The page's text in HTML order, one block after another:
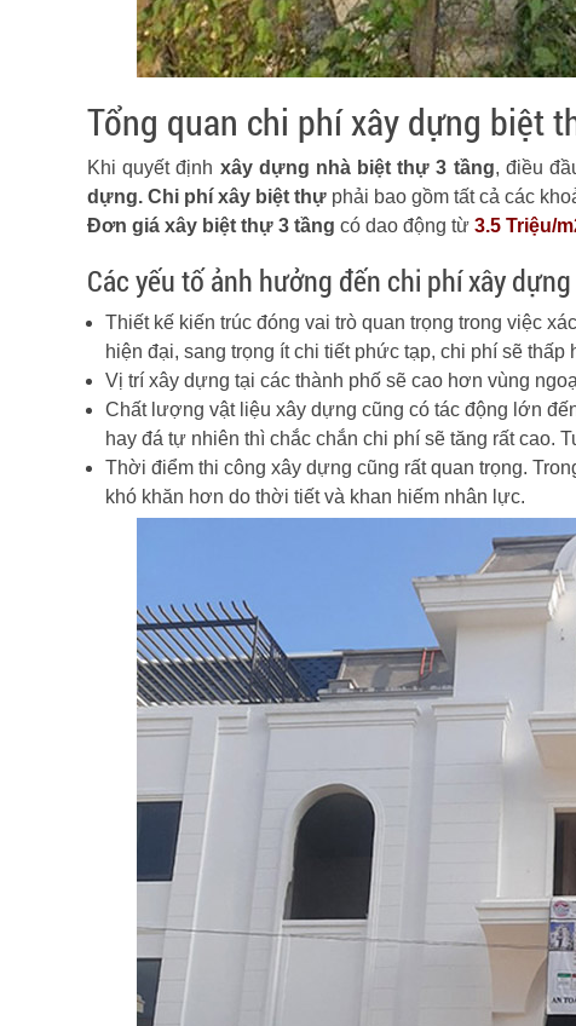
Tổng quan chi phí xây dựng biệt
Khi quyết định xây dựng nhà biệt thự 3 tầng, điều
dựng. Chi phí xây biệt thự phải bao gồm tất cả các
Đơn giá xây biệt thự 3 tầng có dao động từ 3.5 Triệu/
Các yếu tố ảnh hưởng đến chi phí xây
Thiết kế kiến trúc đóng vai trò quan trọng trong việc
hiện đại, sang trọng ít chi tiết phức tạp, chi phí sẽ
Vị trí xây dựng tại các thành phố sẽ cao hơn vùng
Chất lượng vật liệu xây dựng cũng có tác động lớn
hay đá tự nhiên thì chắc chắn chi phí sẽ tăng rất cao.
Thời điểm thi công xây dựng cũng rất quan trọng.
khó khăn hơn do thời tiết và khan hiếm nhân lực.